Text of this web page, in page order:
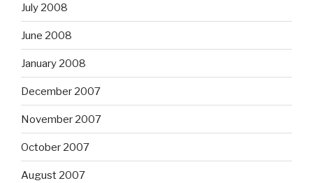
July 2008
June 2008
January 2008
December 2007
November 2007
October 2007
August 2007